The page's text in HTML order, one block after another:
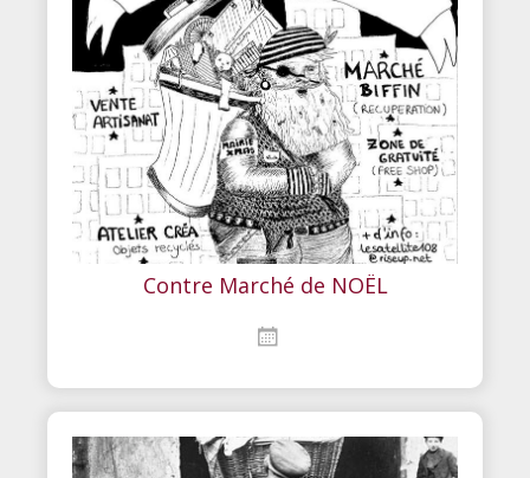
Contre Marché de NOËL